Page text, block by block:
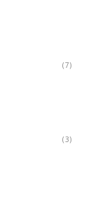
(7)
(3)